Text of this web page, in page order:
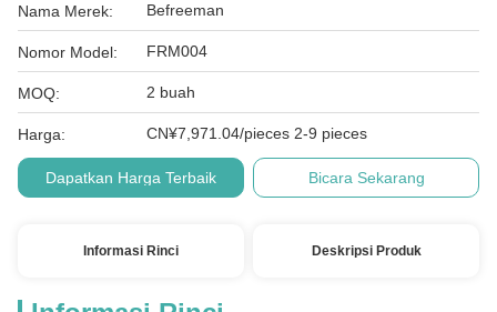
Nama Merek: Befreeman
Nomor Model: FRM004
MOQ: 2 buah
Harga: CN¥7,971.04/pieces 2-9 pieces
Dapatkan Harga Terbaik Bicara Sekarang
Informasi Rinci Deskripsi Produk